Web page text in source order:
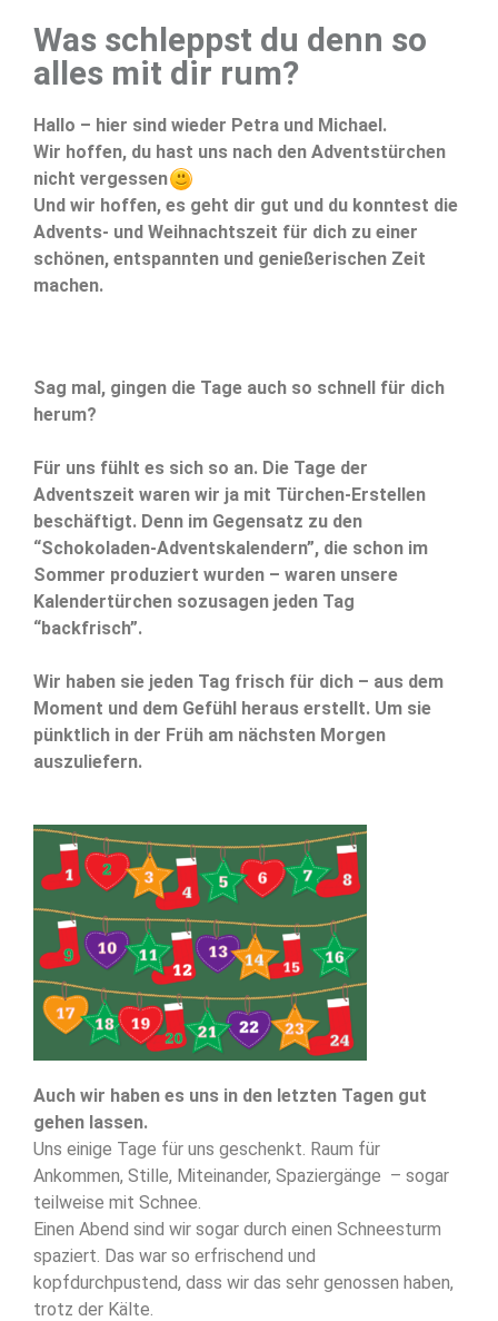
Was schleppst du denn so
alles mit dir rum?
Hallo – hier sind wieder Petra und Michael.
Wir hoffen, du hast uns nach den Adventstürchen
nicht vergessen
Und wir hoffen, es geht dir gut und du konntest die
Advents- und Weihnachtszeit für dich zu einer
schönen, entspannten und genießerischen Zeit
machen.
Sag mal, gingen die Tage auch so schnell für dich
herum?
Für uns fühlt es sich so an. Die Tage der
Adventszeit waren wir ja mit Türchen-Erstellen
beschäftigt. Denn im Gegensatz zu den
“Schokoladen-Adventskalendern”, die schon im
Sommer produziert wurden – waren unsere
Kalendertürchen sozusagen jeden Tag
“backfrisch”.
Wir haben sie jeden Tag frisch für dich – aus dem
Moment und dem Gefühl heraus erstellt. Um sie
pünktlich in der Früh am nächsten Morgen
auszuliefern.
Auch wir haben es uns in den letzten Tagen gut
gehen lassen.
Uns einige Tage für uns geschenkt. Raum für
Ankommen, Stille, Miteinander, Spaziergänge – sogar
teilweise mit Schnee.
Einen Abend sind wir sogar durch einen Schneesturm
spaziert. Das war so erfrischend und
kopfdurchpustend, dass wir das sehr genossen haben,
trotz der Kälte.